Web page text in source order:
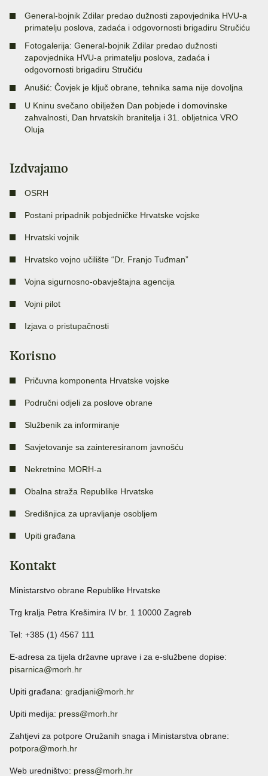
General-bojnik Zdilar predao dužnosti zapovjednika HVU-a
primatelju poslova, zadaća i odgovornosti brigadiru Stručiću
Fotogalerija: General-bojnik Zdilar predao dužnosti
zapovjednika HVU-a primatelju poslova, zadaća i
odgovornosti brigadiru Stručiću
Anušić: Čovjek je ključ obrane, tehnika sama nije dovoljna
U Kninu svečano obilježen Dan pobjede i domovinske
zahvalnosti, Dan hrvatskih branitelja i 31. obljetnica VRO
Oluja
Izdvajamo
OSRH
Postani pripadnik pobjedničke Hrvatske vojske
Hrvatski vojnik
Hrvatsko vojno učilište “Dr. Franjo Tuđman”
Vojna sigurnosno-obavještajna agencija
Vojni pilot
Izjava o pristupačnosti
Korisno
Pričuvna komponenta Hrvatske vojske
Područni odjeli za poslove obrane
Službenik za informiranje
Savjetovanje sa zainteresiranom javnošću
Nekretnine MORH-a
Obalna straža Republike Hrvatske
Središnjica za upravljanje osobljem
Upiti građana
Kontakt
Ministarstvo obrane Republike Hrvatske
Trg kralja Petra Krešimira IV br. 1 10000 Zagreb
Tel: +385 (1) 4567 111
E-adresa za tijela državne uprave i za e-službene dopise:
pisarnica@morh.hr
Upiti građana: gradjani@morh.hr
Upiti medija: press@morh.hr
Zahtjevi za potpore Oružanih snaga i Ministarstva obrane:
potpora@morh.hr
Web uredništvo: press@morh.hr